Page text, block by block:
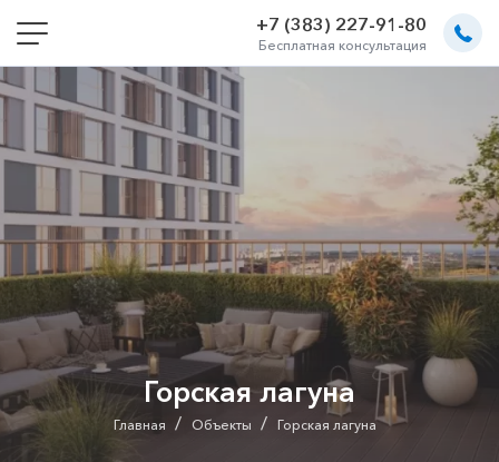
+7 (383) 227-91-80
Бесплатная консультация
Горская лагуна
Главная / Объекты / Горская лагуна